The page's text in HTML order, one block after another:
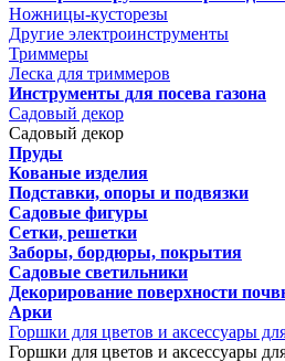
Ножницы-кусторезы
Другие электроинструменты
Триммеры
Леска для триммеров
Инструменты для посева газона
Садовый декор
Садовый декор
Пруды
Кованые изделия
Подставки, опоры и подвязки
Садовые фигуры
Сетки, решетки
Заборы, бордюры, покрытия
Садовые светильники
Декорирование поверхности
Арки
Горшки для цветов и аксессуары
Горшки для цветов и аксессуары